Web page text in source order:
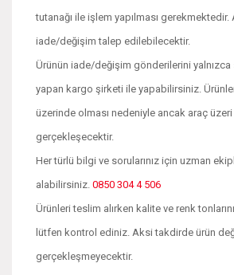
tutanağı ile işlem yapılması
iade/değişim talep edilebilecektir.
Ürünün iade/değişim gönderilerini
yapan kargo şirketi ile yapabilirsiniz.
üzerinde olması nedeniyle ancak araç
gerçekleşecektir.
Her türlü bilgi ve sorularınız için uzman
alabilirsiniz. 0850 304 4 506
Ürünleri teslim alırken kalite ve renk
lütfen kontrol ediniz. Aksi takdirde ürün
gerçekleşmeyecektir.